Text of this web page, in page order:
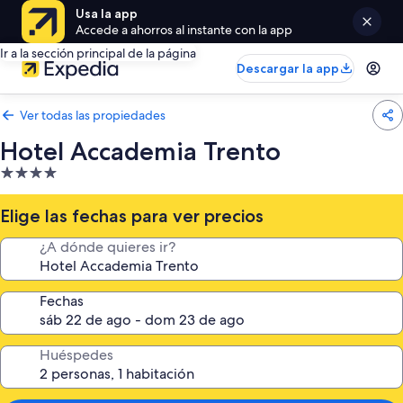
Usa la app
Accede a ahorros al instante con la app
Ir a la sección principal de la página
Descargar la app
Ver todas las propiedades
Hotel Accademia Trento
Propiedad
de
4.0
estrellas
Elige las fechas para ver precios
¿A dónde quieres ir?
Fechas
Huéspedes